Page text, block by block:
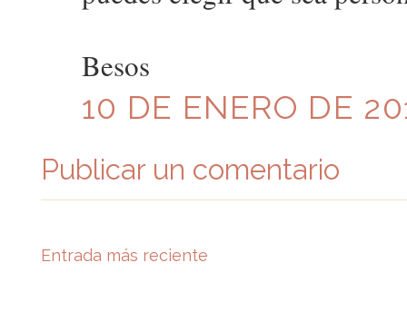
Besos
10 DE ENERO DE
Publicar un comentario
Entrada más reciente